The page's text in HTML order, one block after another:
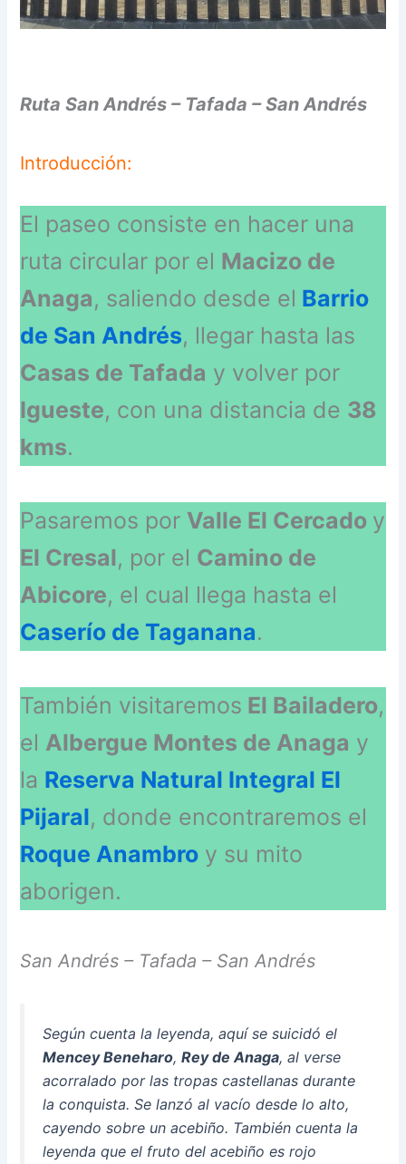
Ruta San Andrés – Tafada – San Andrés
Introducción:
El paseo consiste en hacer una
ruta circular por el Macizo de
Anaga, saliendo desde el Barrio
de San Andrés, llegar hasta las
Casas de Tafada y volver por
Igueste, con una distancia de 38
kms.
Pasaremos por Valle El Cercado y
El Cresal, por el Camino de
Abicore, el cual llega hasta el
Caserío de Taganana.
También visitaremos El Bailadero,
el Albergue Montes de Anaga y
la Reserva Natural Integral El
Pijaral, donde encontraremos el
Roque Anambro y su mito
aborigen.
San Andrés – Tafada – San Andrés
Según cuenta la leyenda, aquí se suicidó el
Mencey Beneharo,Rey de Anaga, al verse
acorralado por las tropas castellanas durante
la conquista. Se lanzó al vacío desde lo alto,
cayendo sobre un acebiño. También cuenta la
leyenda que el fruto del acebiño es rojo